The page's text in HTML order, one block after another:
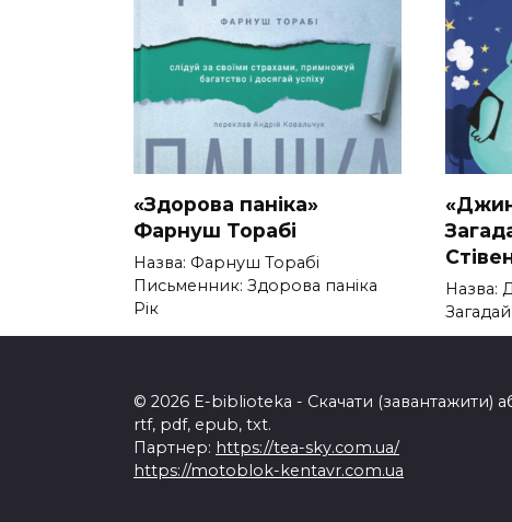
«Здорова паніка»
Фарнуш Торабі
Назва: Фарнуш Торабі
Письменник: Здорова паніка
Рік
Назва:
© 2026 E-biblioteka - Скачати (завантажити)
rtf, pdf, epub, txt.
Партнер: https://tea-sky.com.ua/
https://motoblok-kentavr.com.ua